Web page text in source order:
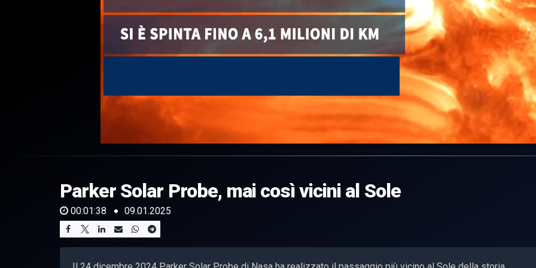
of
38
secondsVolume
0%
Parker Solar Probe, mai così vicini al Sole
00:01:38 09.01.2025